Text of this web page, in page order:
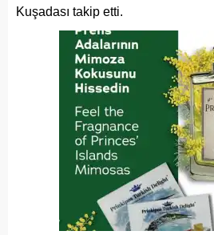
Kuşadası takip etti.